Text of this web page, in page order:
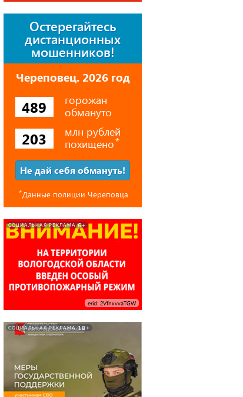
Остерегайтесь
дистанционных
мошенников!
Череповец. 2026 год
489
горожан
обмануто
203
млн рублей
похищено⃰
Не дай себя обмануть!
⃰Данные полиции Череповца
СОЦИАЛЬНАЯ РЕКЛАМА 6+
erid: 2VfnxvvaTGW
СОЦИАЛЬНАЯ РЕКЛАМА 18+